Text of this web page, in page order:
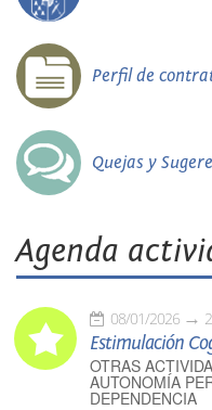
Perfil de
Quejas y
Agenda
08/01/2026
Estimulación
OTRAS
AUTONOMÍA
DEPENDENCIA